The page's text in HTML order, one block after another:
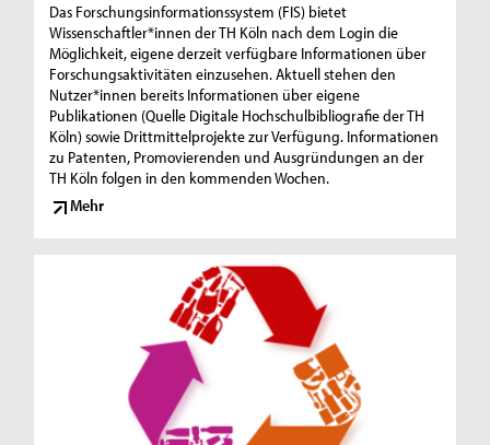
Das Forschungsinformationssystem (FIS) bietet
Wissenschaftler*innen der TH Köln nach dem Login die
Möglichkeit, eigene derzeit verfügbare Informationen über
Forschungsaktivitäten einzusehen. Aktuell stehen den
Nutzer*innen bereits Informationen über eigene
Publikationen (Quelle Digitale Hochschulbibliografie der TH
Köln) sowie Drittmittelprojekte zur Verfügung. Informationen
zu Patenten, Promovierenden und Ausgründungen an der
TH Köln folgen in den kommenden Wochen.
Mehr